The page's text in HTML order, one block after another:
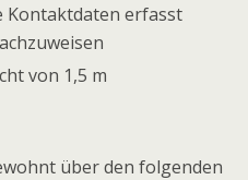
Kontaktdaten erfasst
von 1,5 m
über den folgenden